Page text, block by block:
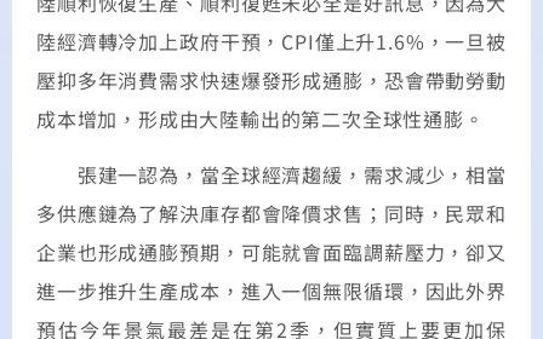
陸經濟轉冷加上政府干預，CPI僅上升1.6%，一旦被
壓抑多年消費需求快速爆發形成通膨，恐會帶動勞動
成本增加，形成由大陸輸出的第二次全球性通膨。
張建一認為，當全球經濟趨緩，需求減少，相當
多供應鏈為了解決庫存都會降價求售；同時，民眾和
企業也形成通膨預期，可能就會面臨調薪壓力，卻又
進一步推升生產成本，進入一個無限循環，因此外界
預估今年景氣最差是在第2季，但實質上要更加保